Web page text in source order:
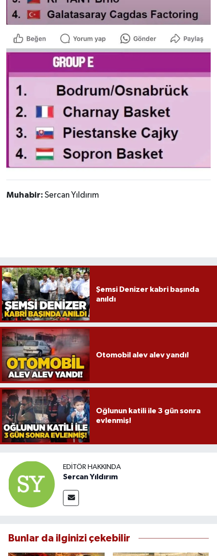
Muhabir: Sercan Yıldırım
Şemsi Denizer kabri başında
anıldı
Otomobil alev alev yandı!
Oğlunun katili ile 3 gün sonra
evlenmiş!
EDITÖR HAKKINDA
Sercan Yıldırım
Bunlar da ilginizi çekebilir